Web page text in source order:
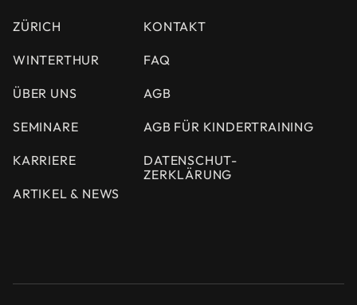
ZÜRICH
WINTERTHUR
ÜBER UNS
SEMINARE
KARRIERE
ARTIKEL & NEWS
KONTAKT
FAQ
AGB
AGB FÜR KINDERTRAINING
DATENSCHUT-
ZERKLÄRUNG